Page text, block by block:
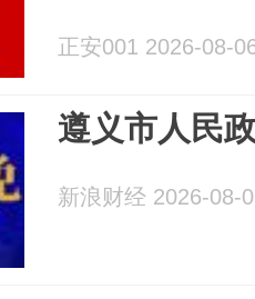
正安001 2026-08-
遵义市人民
新浪财经 2026-08-